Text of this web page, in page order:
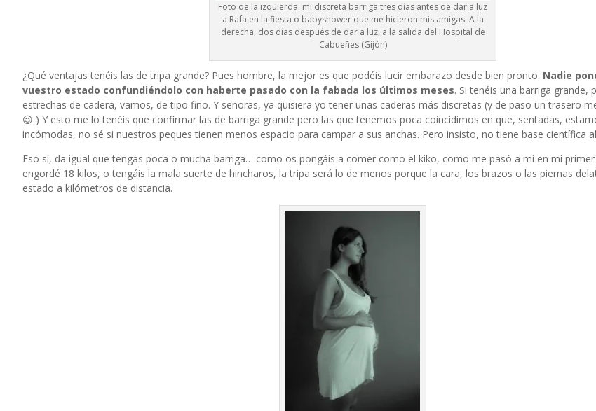
Foto de la izquierda: mi discreta barriga tres días antes de dar a luz
a Rafa en la fiesta o babyshower que me hicieron mis amigas. A la
derecha, dos días después de dar a luz, a la salida del Hospital de
Cabueñes (Gijón)
¿Qué ventajas tenéis las de tripa grande? Pues hombre, la mejor es que podéis lucir embarazo desde bien pronto. Nadie
vuestro estado confundiéndolo con haberte pasado con la fabada los últimos meses. Si tenéis una barriga grande,
estrechas de cadera, vamos, de tipo fino. Y señoras, ya quisiera yo tener unas caderas más discretas (y de paso un trasero
😉 ) Y esto me lo tenéis que confirmar las de barriga grande pero las que tenemos poca coincidimos en que, sentadas,
incómodas, no sé si nuestros peques tienen menos espacio para campar a sus anchas. Pero insisto, no tiene base científica
Eso sí, da igual que tengas poca o mucha barriga… como os pongáis a comer como el kiko, como me pasó a mi en mi
engordé 18 kilos, o tengáis la mala suerte de hincharos, la tripa será lo de menos porque la cara, los brazos o las piernas
estado a kilómetros de distancia.